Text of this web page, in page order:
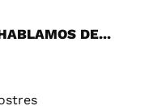
DE...